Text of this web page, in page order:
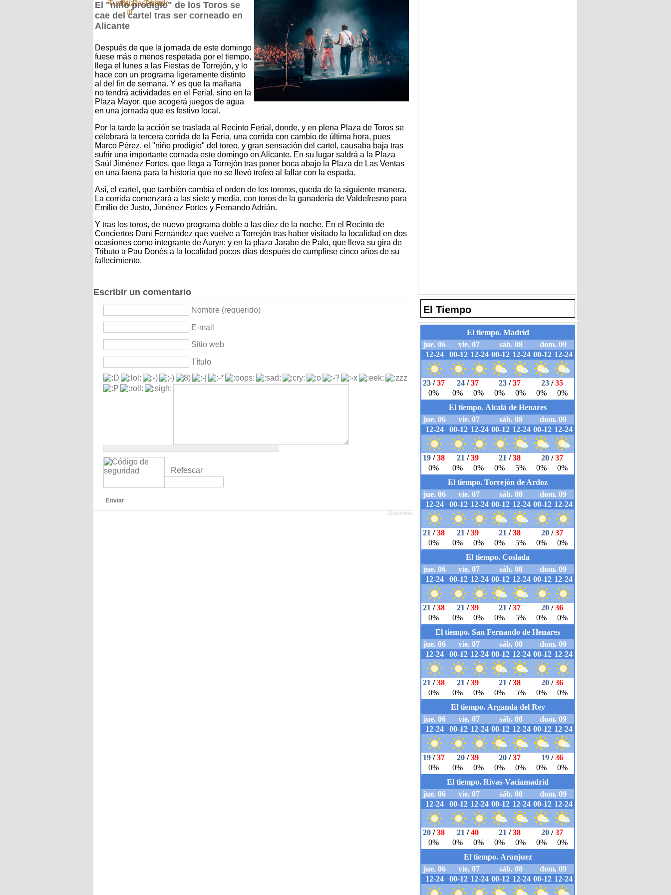
El "niño prodigio" de los Toros se
cae del cartel tras ser corneado en
Alicante
Después de que la jornada de este domingo
fuese más o menos respetada por el tiempo,
llega el lunes a las Fiestas de Torrejón, y lo
hace con un programa ligeramente distinto
al del fin de semana. Y es que la mañana
no tendrá actividades en el Ferial, sino en la
Plaza Mayor, que acogerá juegos de agua
en una jornada que es festivo local.
Por la tarde la acción se traslada al Recinto Ferial, donde, y en plena Plaza de Toros se
celebrará la tercera corrida de la Feria, una corrida con cambio de última hora, pues
Marco Pérez, el "niño prodigio" del toreo, y gran sensación del cartel, causaba baja tras
sufrir una importante cornada este domingo en Alicante. En su lugar saldrá a la Plaza
Saúl Jiménez Fortes, que llega a Torrejón tras poner boca abajo la Plaza de Las Ventas
en una faena para la historia que no se llevó trofeo al fallar con la espada.
Así, el cartel, que también cambia el orden de los toreros, queda de la siguiente manera.
La corrida comenzará a las siete y media, con toros de la ganadería de Valdefresno para
Emilio de Justo, Jiménez Fortes y Fernando Adrián.
Y tras los toros, de nuevo programa doble a las diez de la noche. En el Recinto de
Conciertos Dani Fernández que vuelve a Torrejón tras haber visitado la localidad en dos
ocasiones como integrante de Auryn; y en la plaza Jarabe de Palo, que lleva su gira de
Tributo a Pau Donés a la localidad pocos días después de cumplirse cinco años de su
fallecimiento.
Escribir un comentario
Nombre (requerido)
E-mail
Sitio web
Título
Refescar
Enviar
JComments
El Tiempo